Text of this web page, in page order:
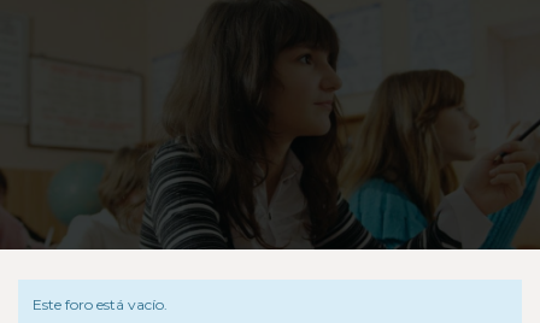
Este foro está vacío.